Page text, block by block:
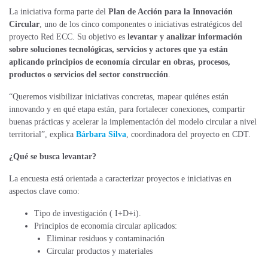
La iniciativa forma parte del Plan de Acción para la Innovación
Circular, uno de los cinco componentes o iniciativas estratégicos del
proyecto Red ECC. Su objetivo es levantar y analizar información
sobre soluciones tecnológicas, servicios y actores que ya están
aplicando principios de economía circular en obras, procesos,
productos o servicios del sector construcción.
“Queremos visibilizar iniciativas concretas, mapear quiénes están
innovando y en qué etapa están, para fortalecer conexiones, compartir
buenas prácticas y acelerar la implementación del modelo circular a nivel
territorial”, explica Bárbara Silva, coordinadora del proyecto en CDT.
¿Qué se busca levantar?
La encuesta está orientada a caracterizar proyectos e iniciativas en
aspectos clave como:
Tipo de investigación ( I+D+i).
Principios de economía circular aplicados:
Eliminar residuos y contaminación
Circular productos y materiales